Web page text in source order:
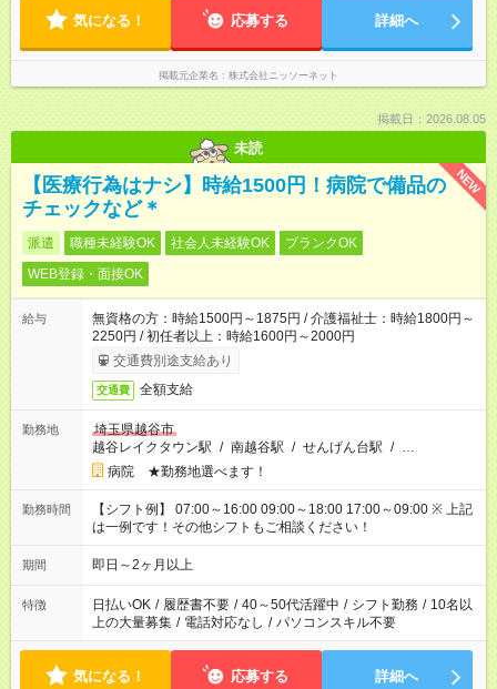
気になる！ 応募する 詳細へ
掲載元企業名 株式会社ニッソーネット
掲載日：2026.08.05
未読
NEW
【医療行為はナシ】時給1500円！病院で備品の
チェックなど＊
派遣 職種未経験OK 社会人未経験OK
ブランクOK
WEB登録・面接OK
給与
無資格の方：時給1500円～1875円 / 介護福祉士：時給1800円～
2250円 / 初任者以上：時給1600円～2000円
交通費別途支給あり
交通費 全額支給
勤務地
埼玉県越谷市
越谷レイクタウン駅 / 南越谷駅 / せんげん台駅 / …
病院 ★勤務地選べます！
勤務時間
【シフト例】 07:00～16:00 09:00～18:00 17:00～09:00 ※ 上記
は一例です！その他シフトもご相談ください！
期間 即日～2ヶ月以上
特徴 日払いOK / 履歴書不要 / 40～50代活躍中 / シフト勤務 / 10名以
上の大量募集 / 電話対応なし / パソコンスキル不要
気になる！ 応募する 詳細へ